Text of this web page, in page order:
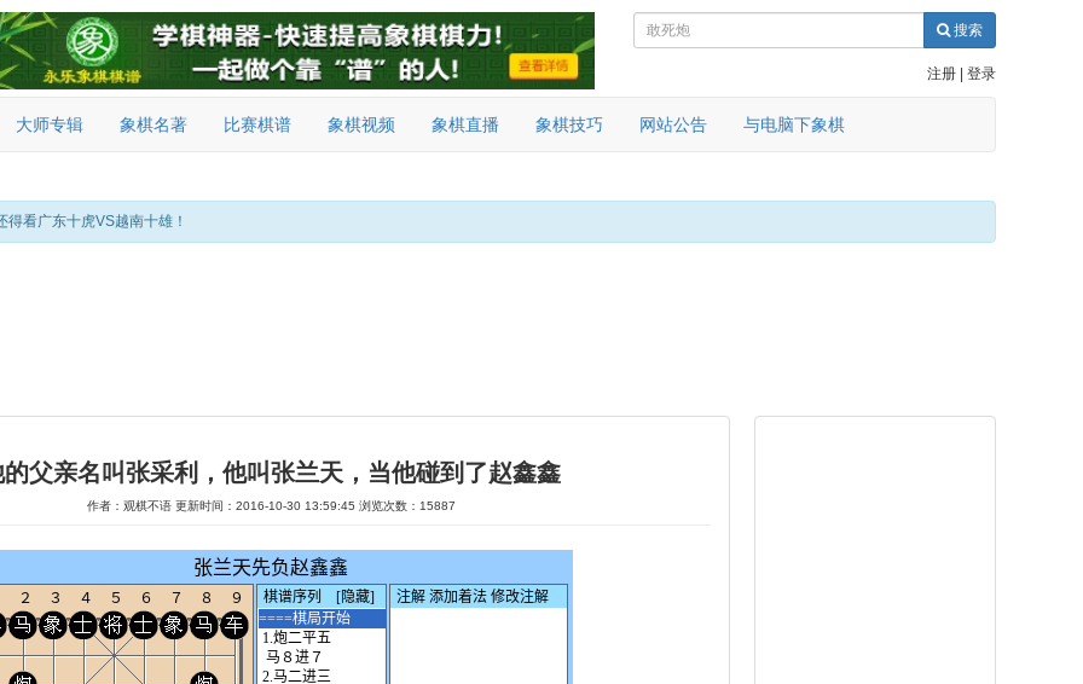
搜索
注册 登录
大师专辑 象棋名著 比赛棋谱 象棋视频 象棋直播 象棋技巧 网站公告 与电脑下象棋
看广东十虎VS越南十雄！
的父亲名叫张采利，他叫张兰天，当他碰到了赵鑫鑫
作者：观棋不语 更新时间：2016-10-30 13:59:45 浏览次数：15887